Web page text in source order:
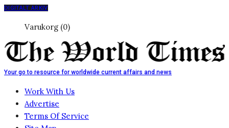
DIGITALT ARKIV
Varukorg (0)
Your go to resource for worldwide current affairs and news
Work With Us
Advertise
Terms Of Service